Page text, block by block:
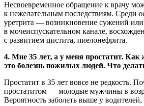
Несвоевременное обращение к врачу
к нежелательным последствиям. Среди
уретрита — возникновение сужений
в мочеиспускательном канале,
с развитием цистита, пиелонефрита.
4. Мне 35 лет, а у меня простатит. Как
это болезнь пожилых людей. Что
Простатит в 35 лет вовсе не редкость.
простатитом — молодые мужчины в
Вероятность заболеть выше у водителей,